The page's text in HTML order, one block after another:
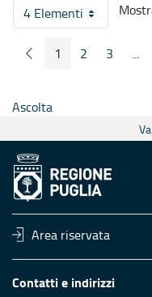
4 ElementiPer pagina
Pagina Precedente
Pagina
1 Pagina
2 Pagina
3 ...
Ascolta
Area riservata
Contatti e indirizzi